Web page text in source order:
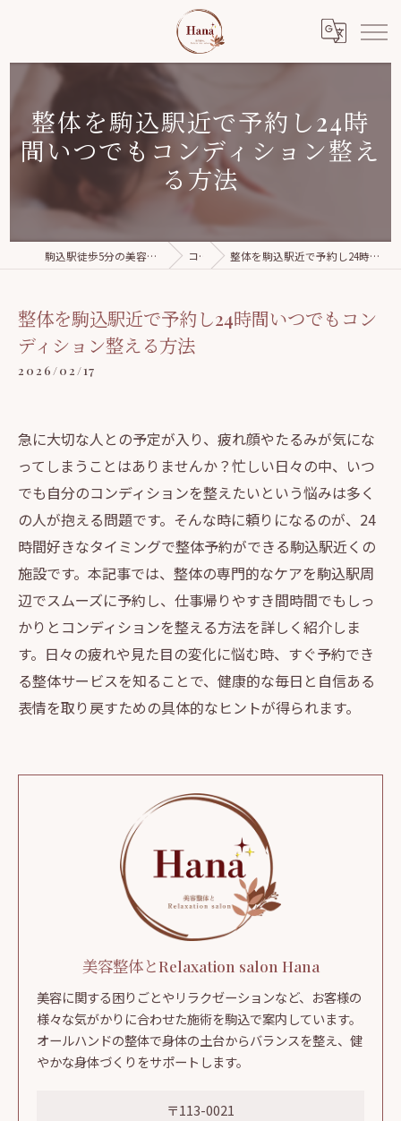
整体を駒込駅近で予約し24時
間いつでもコンディション整え
る方法
駒込駅徒歩5分の美容整体｜Relaxation salon Hana コラム 整体を駒込駅近で予約し24時間いつでもコンディション整える方法
整体を駒込駅近で予約し24時間いつでもコン
ディション整える方法
2026/02/17
急に大切な人との予定が入り、疲れ顔やたるみが気にな
ってしまうことはありませんか？忙しい日々の中、いつ
でも自分のコンディションを整えたいという悩みは多く
の人が抱える問題です。そんな時に頼りになるのが、24
時間好きなタイミングで整体予約ができる駒込駅近くの
施設です。本記事では、整体の専門的なケアを駒込駅周
辺でスムーズに予約し、仕事帰りやすき間時間でもしっ
かりとコンディションを整える方法を詳しく紹介しま
す。日々の疲れや見た目の変化に悩む時、すぐ予約でき
る整体サービスを知ることで、健康的な毎日と自信ある
表情を取り戻すための具体的なヒントが得られます。
美容整体とRelaxation salon Hana
美容に関する困りごとやリラクゼーションなど、お客様の
様々な気がかりに合わせた施術を駒込で案内しています。
オールハンドの整体で身体の土台からバランスを整え、健
やかな身体づくりをサポートします。
〒113-0021